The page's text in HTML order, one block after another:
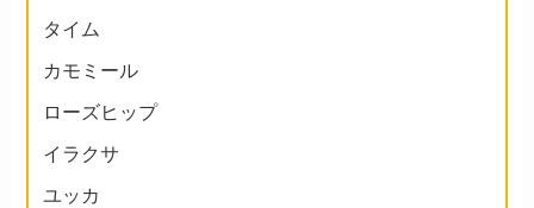
タイム
カモミール
ローズヒップ
イラクサ
ユッカ